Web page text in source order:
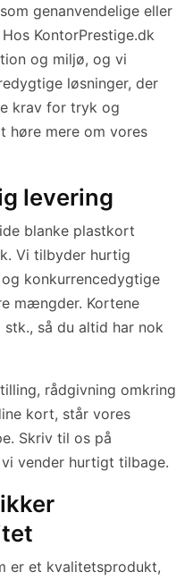
genanvendelige eller
KontorPrestige.dk
og miljø, og vi
løsninger, der
krav for tryk og
høre mere om vores
levering
blanke plastkort
Vi tilbyder hurtig
konkurrencedygtige
mængder. Kortene
så du altid har nok
rådgivning omkring
kort, står vores
Skriv til os på
vender hurtigt tilbage.
er et kvalitetsprodukt,